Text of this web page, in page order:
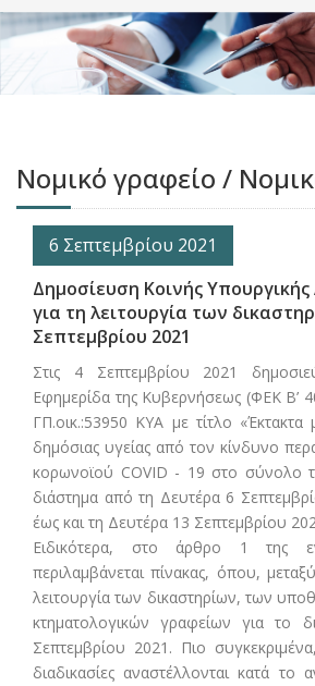
Νομικό γραφείο /
6 Σεπτεμβρίου 2021
Δημοσίευση Κοινής
για τη λειτουργία των
Σεπτεμβρίου 2021
Στις 4 Σεπτεμβρίου 2021
Εφημερίδα της Κυβερνήσεως (ΦΕΚ Β’
ΓΠ.οικ.:53950 ΚΥΑ με τίτλο «Έκτακτα
δημόσιας υγείας από τον κίνδυνο
κορωνοϊού CΟVID - 19 στο σύνολο
διάστημα από τη Δευτέρα 6
έως και τη Δευτέρα 13 Σεπτεμβρίου
Ειδικότερα, στο άρθρο 1 της
περιλαμβάνεται πίνακας, όπου,
λειτουργία των δικαστηρίων, των
κτηματολογικών γραφείων για το
Σεπτεμβρίου 2021. Πιο συγκεκριμένα,
διαδικασίες αναστέλλονται κατά το